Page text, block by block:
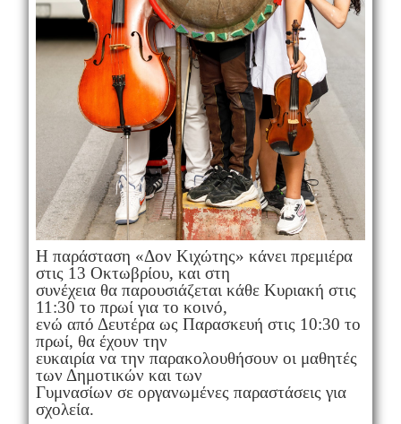
Η παράσταση «Δον Κιχώτης» κάνει πρεμιέρα
στις 13 Οκτωβρίου, και στη
συνέχεια θα παρουσιάζεται κάθε Κυριακή στις
11:30 το πρωί για το κοινό,
ενώ από Δευτέρα ως Παρασκευή στις 10:30 το
πρωί, θα έχουν την
ευκαιρία να την παρακολουθήσουν οι μαθητές
των Δημοτικών και των
Γυμνασίων σε οργανωμένες παραστάσεις για
σχολεία.